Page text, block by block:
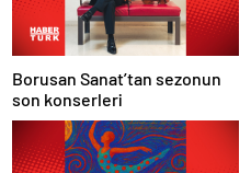
Borusan Sanat’tan sezonun
son konserleri